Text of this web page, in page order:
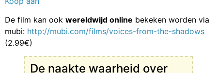
De film kan ook wereldwijd online bekeken worden via
mubi: http://mubi.com/films/voices-from-the-shadows
(2.99€)
De naakte waarheid over